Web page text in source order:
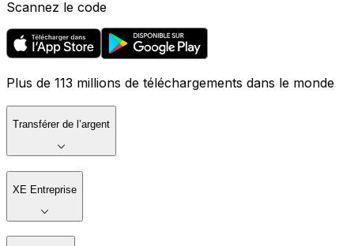
Scannez le code
Plus de 113 millions de téléchargements dans le monde
Transférer de l’argent
XE Entreprise